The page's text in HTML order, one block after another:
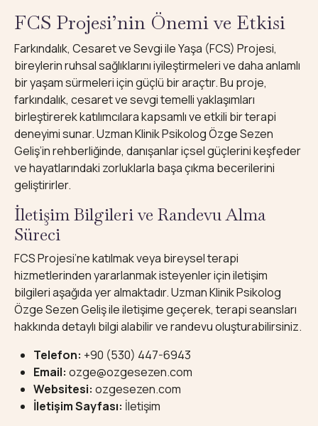
FCS Projesi’nin Önemi ve Etkisi
Farkındalık, Cesaret ve Sevgi ile Yaşa (FCS) Projesi,
bireylerin ruhsal sağlıklarını iyileştirmeleri ve daha anlamlı
bir yaşam sürmeleri için güçlü bir araçtır. Bu proje,
farkındalık, cesaret ve sevgi temelli yaklaşımları
birleştirerek katılımcılara kapsamlı ve etkili bir terapi
deneyimi sunar. Uzman Klinik Psikolog Özge Sezen
Geliş’in rehberliğinde, danışanlar içsel güçlerini keşfeder
ve hayatlarındaki zorluklarla başa çıkma becerilerini
geliştirirler.
İletişim Bilgileri ve Randevu Alma
Süreci
FCS Projesi’ne katılmak veya bireysel terapi
hizmetlerinden yararlanmak isteyenler için iletişim
bilgileri aşağıda yer almaktadır. Uzman Klinik Psikolog
Özge Sezen Geliş ile iletişime geçerek, terapi seansları
hakkında detaylı bilgi alabilir ve randevu oluşturabilirsiniz.
Telefon: +90 (530) 447-6943
Email: ozge@ozgesezen.com
Websitesi: ozgesezen.com
İletişim Sayfası: İletişim